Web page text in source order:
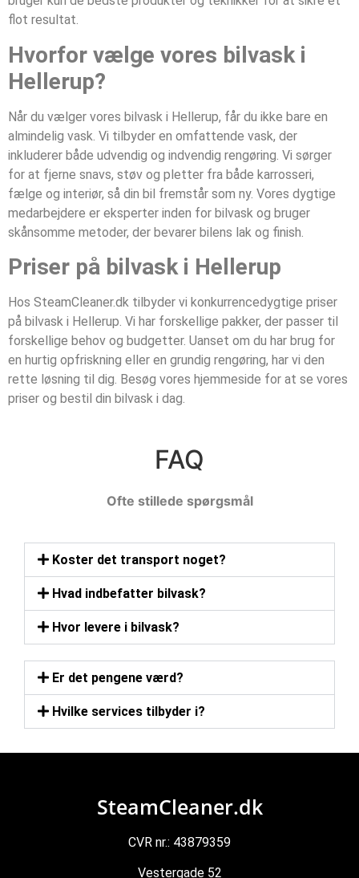
flot resultat.
Hvorfor vælge vores bilvask i
Hellerup?
Når du vælger vores bilvask i Hellerup, får du ikke bare en
almindelig vask. Vi tilbyder en omfattende vask, der
inkluderer både udvendig og indvendig rengøring. Vi sørger
for at fjerne snavs, støv og pletter fra både karrosseri,
fælge og interiør, så din bil fremstår som ny. Vores dygtige
medarbejdere er eksperter inden for bilvask og bruger
skånsomme metoder, der bevarer bilens lak og finish.
Priser på bilvask i Hellerup
Hos SteamCleaner.dk tilbyder vi konkurrencedygtige priser
på bilvask i Hellerup. Vi har forskellige pakker, der passer til
forskellige behov og budgetter. Uanset om du har brug for
en hurtig opfriskning eller en grundig rengøring, har vi den
rette løsning til dig. Besøg vores hjemmeside for at se vores
priser og bestil din bilvask i dag.
FAQ
Ofte stillede spørgsmål
Koster det transport noget?
Hvad indbefatter bilvask?
Hvor levere i bilvask?
Er det pengene værd?
Hvilke services tilbyder i?
SteamCleaner.dk
CVR nr.: 43879359
Vestergade 52